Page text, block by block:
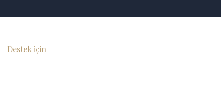
Destek için